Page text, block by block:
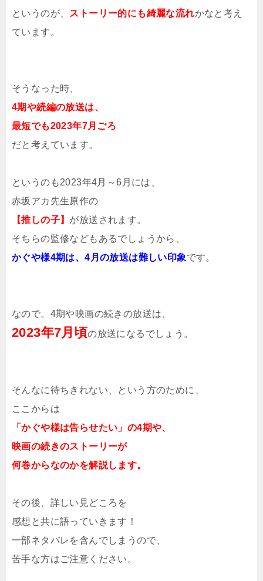
というのが、 ストーリー的にも綺麗な流れかなと考え
ています。
そうなった時、
4期や続編の放送は、
最短でも2023年7月ごろ
だと考えています。
というのも2023年4月～6月には、
赤坂アカ先生原作の
【推しの子】 が放送されます。
そちらの監修などもあるでしょうから、
かぐや様4期は、4月の放送は難しい印象です。
なので。4期や映画の続きの放送は、
2023年7月頃の放送になるでしょう。
そんなに待ちきれない、という方のために、
ここからは
「かぐや様は告らせたい」の4期や、
映画の続きのストーリーが
何巻からなのかを解説します。
その後、詳しい見どころを
感想と共に語っていきます！
一部ネタバレを含んでしまうので、
苦手な方はご注意ください。